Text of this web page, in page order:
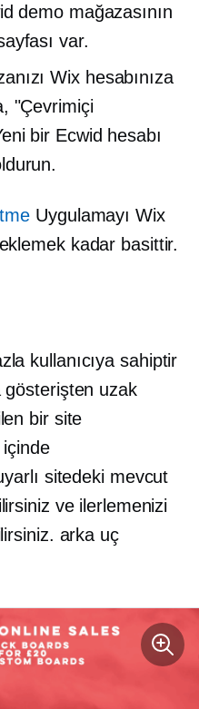
demo mağazasının
var.
Wix hesabınıza
"Çevrimiçi
bir Ecwid hesabı
Uygulamayı Wix
kadar basittir.
kullanıcıya sahiptir
gösterişten uzak
bir site
sitedeki mevcut
ve ilerlemenizi
arka uç